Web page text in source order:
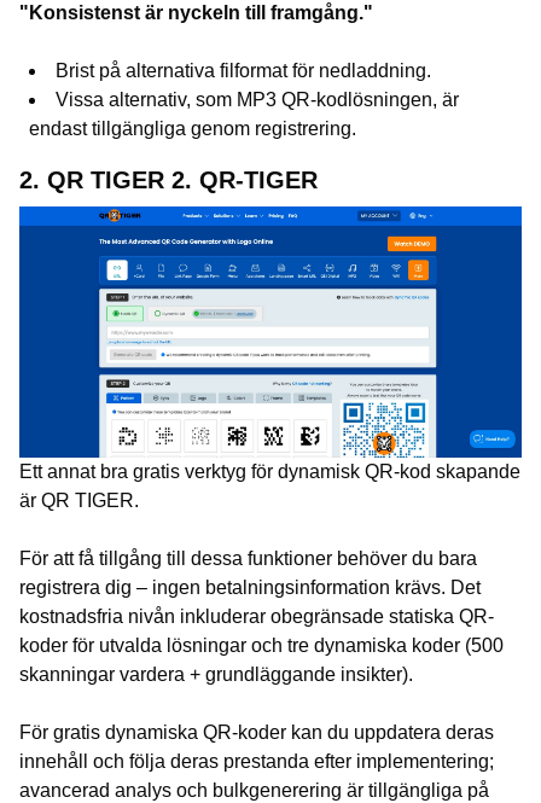
"Konsistenst är nyckeln till framgång."
Brist på alternativa filformat för nedladdning.
Vissa alternativ, som MP3 QR-kodlösningen, är
endast tillgängliga genom registrering.
2. QR TIGER 2. QR-TIGER
Ett annat bra gratis verktyg för dynamisk QR-kod skapande
är QR TIGER.
För att få tillgång till dessa funktioner behöver du bara
registrera dig – ingen betalningsinformation krävs. Det
kostnadsfria nivån inkluderar obegränsade statiska QR-
koder för utvalda lösningar och tre dynamiska koder (500
skanningar vardera + grundläggande insikter).
För gratis dynamiska QR-koder kan du uppdatera deras
innehåll och följa deras prestanda efter implementering;
avancerad analys och bulkgenerering är tillgängliga på